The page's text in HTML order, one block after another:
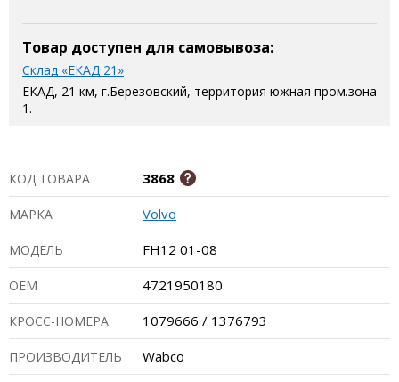
Товар доступен для самовывоза:
Склад «ЕКАД 21»
ЕКАД, 21 км, г.Березовский, территория южная пром.зона
1.
КОД ТОВАРА 3868
МАРКА Volvo
МОДЕЛЬ FH12 01-08
ОЕМ 4721950180
КРОСС-НОМЕРА 1079666 / 1376793
ПРОИЗВОДИТЕЛЬ Wabco